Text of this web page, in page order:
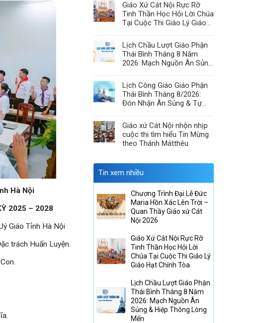
Hà Nội
2025 – 2028
Giáo Tỉnh Hà Nội
trách Huấn Luyện.
Giáo Xứ Cát Nội Rực Rỡ
Tinh Thần Học Hỏi Lời Chúa
Tại Cuộc Thi Giáo Lý Giáo
Lịch Chầu Lượt Giáo Phận
Thái Bình Tháng 8 Năm
2026: Mạch Nguồn Ân Sủng
Lịch Công Giáo Giáo Phận
Thái Bình Tháng 8/2026:
Đón Nhận Ân Sủng & Tự
Giáo xứ Cát Nội nhộn nhịp
cuộc thi tìm hiểu Tin Mừng
theo Thánh Mátthêu
Tin xem nhiều
Chương Trình Đại Lễ Đức
Maria Hồn Xác Lên Trời –
Quan Thầy Giáo xứ Cát
Nội 2026
Giáo Xứ Cát Nội Rực Rỡ
Tinh Thần Học Hỏi Lời
Chúa Tại Cuộc Thi Giáo Lý
Giáo Hạt Chính Tòa
Lịch Chầu Lượt Giáo Phận
Thái Bình Tháng 8 Năm
2026: Mạch Nguồn Ân
Sủng & Hiệp Thông Lòng
Mến